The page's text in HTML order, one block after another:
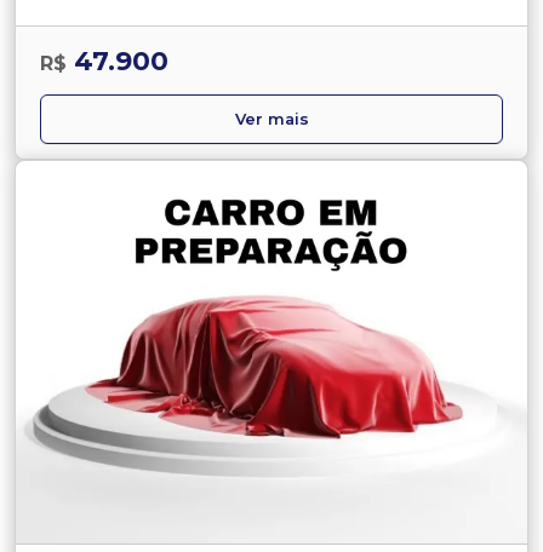
R$ 47.900
Ver mais